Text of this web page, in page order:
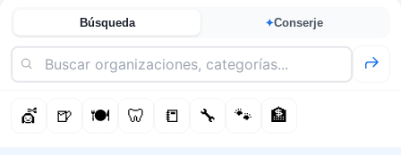
Búsqueda ✦Conserje
💇 🍺 🍽️ 🦷 📒 🔧 🐾 🏦